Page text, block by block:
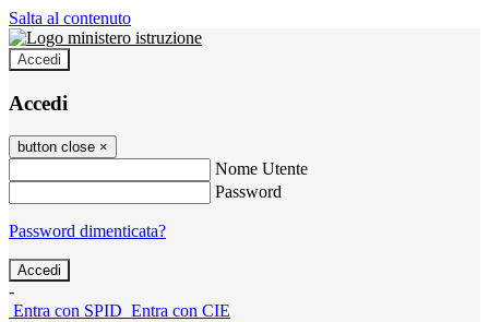
Salta al contenuto
Accedi
Accedi
button close ×
Nome Utente
Password
Password dimenticata?
-
Entra con SPID Entra con CIE